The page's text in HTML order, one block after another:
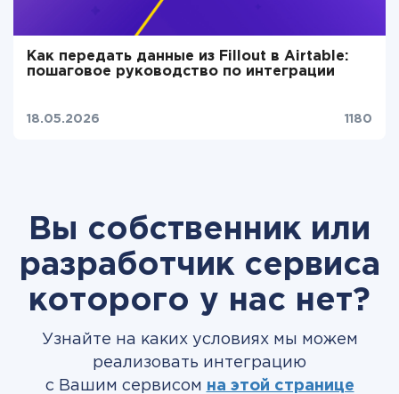
Как передать данные из Fillout в Airtable:
пошаговое руководство по интеграции
18.05.2026 1180
Вы собственник или
разработчик сервиса
которого у нас нет?
Узнайте на каких условиях мы можем
реализовать интеграцию
с Вашим сервисом на этой странице